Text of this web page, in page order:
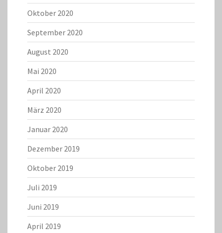
Oktober 2020
September 2020
August 2020
Mai 2020
April 2020
März 2020
Januar 2020
Dezember 2019
Oktober 2019
Juli 2019
Juni 2019
April 2019